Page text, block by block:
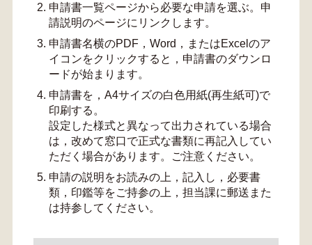
申請書一覧ページから必要な申請を選ぶ。申
請説明のページにリンクします。
申請書名横のPDF，Word，またはExcelのア
イコンをクリックすると，申請書のダウンロ
ードが始まります。
申請書を，A4サイズの白色用紙(再生紙可)で
印刷する。
設定した様式と異なって出力されている場合
は，改めて窓口で正式な書類に再記入してい
ただく場合があります。ご注意ください。
申請の説明をお読みの上，記入し，必要書
類，印鑑等をご持参の上，担当課に郵送また
は持参してください。